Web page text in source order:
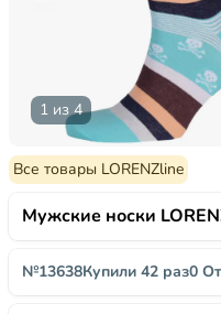
1 из 4
Все товары LORENZline
Мужские носки
№13638Купили 42 раз0